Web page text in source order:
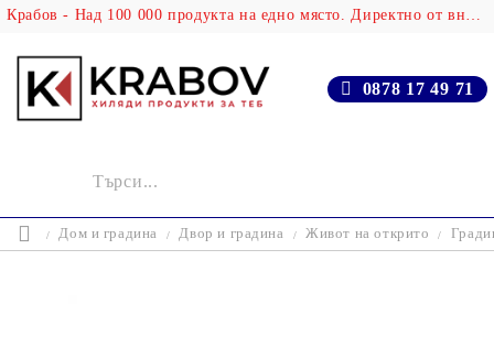
Крабов - Над 100 000 продукта на едно място. Директно от вносителя!
0878 17 49 71
Дом и градина Двор и градина Живот на открито